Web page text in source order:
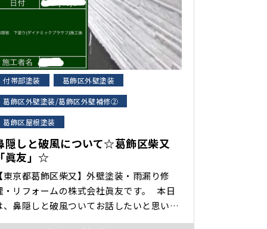
付帯部塗装 葛飾区外壁塗装
葛飾区外壁塗装/葛飾区外壁補修②
葛飾区屋根塗装
隠しと破風について☆葛飾区柴又
「眞友」☆
【東京都葛飾区柴又】外壁塗装・雨漏り修
・リフォームの株式会社眞友です。 本日
、鼻隠しと破風ついてお話したいと思いま
。 よく見積書に「付帯部」と記載されてい